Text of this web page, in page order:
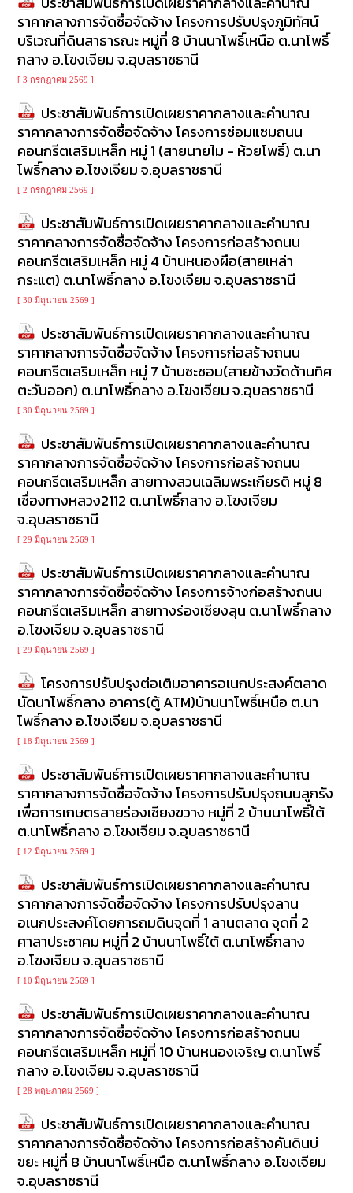
ข้อมูล
การ
ติดต่อ
ราคากลางการจัดซื้อจัดจ้าง โครงการปรับปรุงภูมิทัศน์
บริเวณที่ดินสาธารณะ หมู่ที่ 8 บ้านนาโพธิ์เหนือ ต.นาโพธิ์
กลาง อ.โขงเจียม จ.อุบลราชธานี
[ 3 กรกฎาคม 2569 ]
ประชาสัมพันธ์การเปิดเผยราคากลางและคำนาณ
ราคากลางการจัดซื้อจัดจ้าง โครงการซ่อมแซมถนน
คอนกรีตเสริมเหล็ก หมู่ 1 (สายนายไม - ห้วยโพธิ์) ต.นา
โพธิ์กลาง อ.โขงเจียม จ.อุบลราชธานี
[ 2 กรกฎาคม 2569 ]
ประชาสัมพันธ์การเปิดเผยราคากลางและคำนาณ
ราคากลางการจัดซื้อจัดจ้าง โครงการก่อสร้างถนน
คอนกรีตเสริมเหล็ก หมู่ 4 บ้านหนองผือ(สายเหล่า
กระแต) ต.นาโพธิ์กลาง อ.โขงเจียม จ.อุบลราชธานี
[ 30 มิถุนายน 2569 ]
ประชาสัมพันธ์การเปิดเผยราคากลางและคำนาณ
ราคากลางการจัดซื้อจัดจ้าง โครงการก่อสร้างถนน
คอนกรีตเสริมเหล็ก หมู่ 7 บ้านซะซอม(สายข้างวัดด้านทิศ
ตะวันออก) ต.นาโพธิ์กลาง อ.โขงเจียม จ.อุบลราชธานี
[ 30 มิถุนายน 2569 ]
ประชาสัมพันธ์การเปิดเผยราคากลางและคำนาณ
ราคากลางการจัดซื้อจัดจ้าง โครงการก่อสร้างถนน
คอนกรีตเสริมเหล็ก สายทางสวนเฉลิมพระเกียรติ หมู่ 8
เชื่องทางหลวง2112 ต.นาโพธิ์กลาง อ.โขงเจียม
จ.อุบลราชธานี
[ 29 มิถุนายน 2569 ]
ประชาสัมพันธ์การเปิดเผยราคากลางและคำนาณ
ราคากลางการจัดซื้อจัดจ้าง โครงการจ้างก่อสร้างถนน
คอนกรีตเสริมเหล็ก สายทางร่องเชียงลุน ต.นาโพธิ์กลาง
อ.โขงเจียม จ.อุบลราชธานี
[ 29 มิถุนายน 2569 ]
โครงการปรับปรุงต่อเติมอาคารอเนกประสงค์ตลาด
นัดนาโพธิ์กลาง อาคาร(ตู้ ATM)บ้านนาโพธิ์เหนือ ต.นา
โพธิ์กลาง อ.โขงเจียม จ.อุบลราชธานี
[ 18 มิถุนายน 2569 ]
ประชาสัมพันธ์การเปิดเผยราคากลางและคำนาณ
ราคากลางการจัดซื้อจัดจ้าง โครงการปรับปรุงถนนลูกรัง
เพื่อการเกษตรสายร่องเชียงขวาง หมู่ที่ 2 บ้านนาโพธิ์ใต้
ต.นาโพธิ์กลาง อ.โขงเจียม จ.อุบลราชธานี
[ 12 มิถุนายน 2569 ]
ประชาสัมพันธ์การเปิดเผยราคากลางและคำนาณ
ราคากลางการจัดซื้อจัดจ้าง โครงการปรับปรุงลาน
อเนกประสงค์โดยการถมดินจุดที่ 1 ลานตลาด จุดที่ 2
ศาลาประชาคม หมู่ที่ 2 บ้านนาโพธิ์ใต้ ต.นาโพธิ์กลาง
อ.โขงเจียม จ.อุบลราชธานี
[ 10 มิถุนายน 2569 ]
ประชาสัมพันธ์การเปิดเผยราคากลางและคำนาณ
ราคากลางการจัดซื้อจัดจ้าง โครงการก่อสร้างถนน
คอนกรีตเสริมเหล็ก หมู่ที่ 10 บ้านหนองเจริญ ต.นาโพธิ์
กลาง อ.โขงเจียม จ.อุบลราชธานี
[ 28 พฤษภาคม 2569 ]
ประชาสัมพันธ์การเปิดเผยราคากลางและคำนาณ
ราคากลางการจัดซื้อจัดจ้าง โครงการก่อสร้างคันดินบ่
ขยะ หมู่ที่ 8 บ้านนาโพธิ์เหนือ ต.นาโพธิ์กลาง อ.โขงเจียม
จ.อุบลราชธานี